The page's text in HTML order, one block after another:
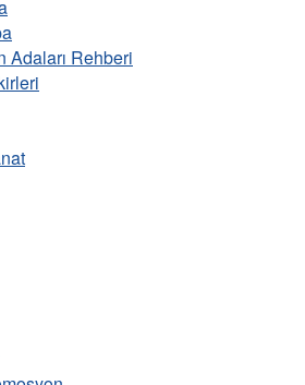
Adaları Rehberi